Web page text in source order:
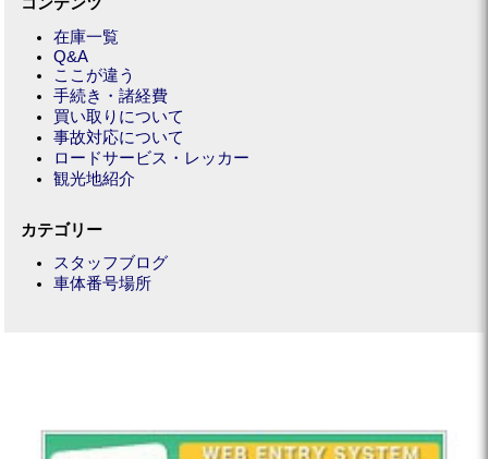
コンテンツ
在庫一覧
Q&A
ここが違う
手続き・諸経費
買い取りについて
事故対応について
ロードサービス・レッカー
観光地紹介
カテゴリー
スタッフブログ
車体番号場所